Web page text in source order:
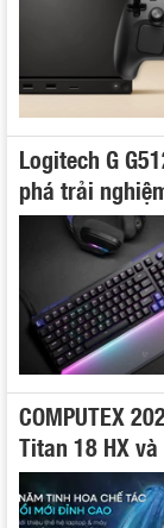
Logitech G
phá trải
COMPUTEX
Titan 18 HX